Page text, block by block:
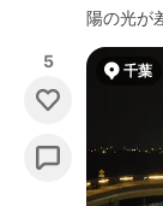
陽の光が
5 千葉